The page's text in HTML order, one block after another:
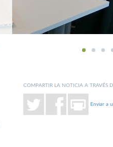
1 2 3
COMPARTIR LA NOTICIA A TRAVÉS
Enviar a